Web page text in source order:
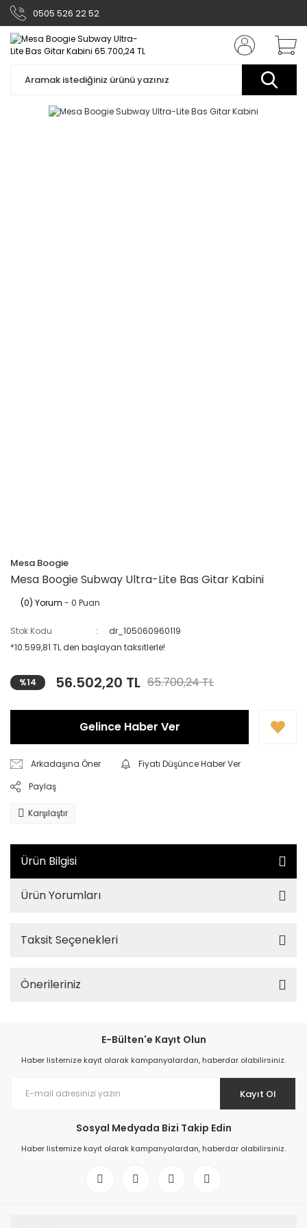
0505 526 22 52
Mesa Boogie
Mesa Boogie Subway Ultra-Lite Bas Gitar Kabini
(0) Yorum - 0 Puan
Stok Kodu
dr_105060960119
*10.599,81 TL den başlayan taksitlerle!
%14 56.502,20 TL 65.700,24 TL
Gelince Haber Ver
Arkadaşına Öner
Fiyatı Düşünce Haber Ver
Paylaş
Karşılaştır
Ürün Bilgisi
Ürün Yorumları
Taksit Seçenekleri
Önerileriniz
E-Bülten'e Kayıt Olun
Haber listemize kayıt olarak kampanyalardan, haberdar olabilirsiniz.
Kayıt Ol
Sosyal Medyada Bizi Takip Edin
Haber listemize kayıt olarak kampanyalardan, haberdar olabilirsiniz.